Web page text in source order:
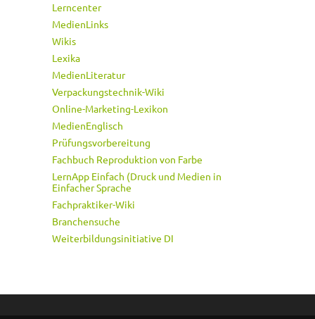
Lerncenter
MedienLinks
Wikis
Lexika
MedienLiteratur
Verpackungstechnik-Wiki
Online-Marketing-Lexikon
MedienEnglisch
Prüfungsvorbereitung
Fachbuch Reproduktion von Farbe
LernApp Einfach (Druck und Medien in
Einfacher Sprache
Fachpraktiker-Wiki
Branchensuche
Weiterbildungsinitiative DI